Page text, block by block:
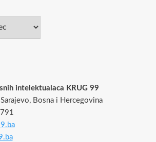
intelektualaca KRUG 99
Bosna i Hercegovina